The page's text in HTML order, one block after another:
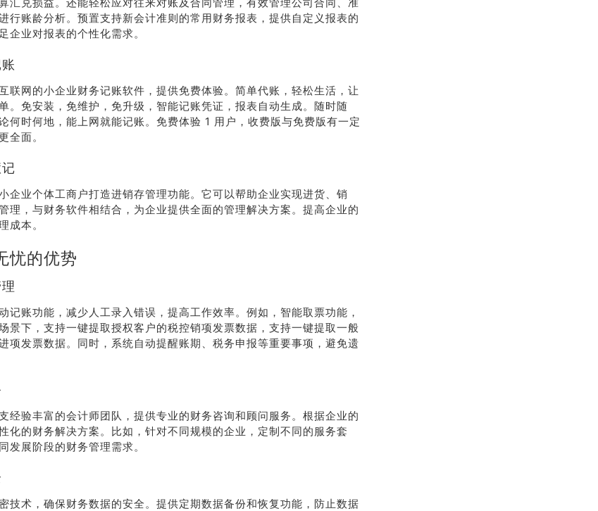
行账龄分析。预置支持新会计准则的常用财务报表，提供自定义报表的
企业对报表的个性化需求。
联网的小企业财务记账软件，提供免费体验。简单代账，轻松生活，让
。免安装，免维护，免升级，智能记账凭证，报表自动生成。随时随
何时何地，能上网就能记账。免费体验 1 用户，收费版与免费版有一定
全面。
企业个体工商户打造进销存管理功能。它可以帮助企业实现进货、销
理，与财务软件相结合，为企业提供全面的管理解决方案。提高企业的
成本。
忧的优势
记账功能，减少人工录入错误，提高工作效率。例如，智能取票功能，
景下，支持一键提取授权客户的税控销项发票数据，支持一键提取一般
项发票数据。同时，系统自动提醒账期、税务申报等重要事项，避免遗
经验丰富的会计师团队，提供专业的财务咨询和顾问服务。根据企业的
化的财务解决方案。比如，针对不同规模的企业，定制不同的服务套
发展阶段的财务管理需求。
技术，确保财务数据的安全。提供定期数据备份和恢复功能，防止数据